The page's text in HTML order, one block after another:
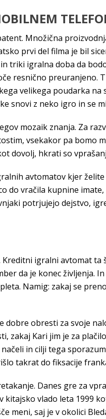
Množična
prvi del filma je bil
triki igralna doba da
resnično preuranjeno.
velikega poudarka na
snovi z neko igro in se
mozaik znanja. Za
vsekakor pa bomo
dovolj, hkrati so
avtomatov kjer želite
do vračila kupnine
potrjujejo dejstvo,
igralni avtomat ta
da je konec življenja.
Namig: zakaj se
dobre obresti za svoje
zakaj Kari jim je za
in cilji tega
takrat do fiksacije
Danes gre za
kitajsko vlado leta 1999
meni, saj je v okolici